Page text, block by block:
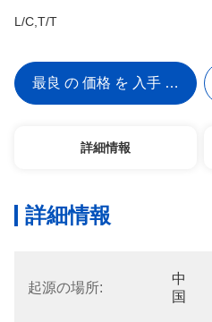
L/C,T/T
最良 の 価格 を 入手 する
詳細情報
詳細情報
起源の場所:
中
国